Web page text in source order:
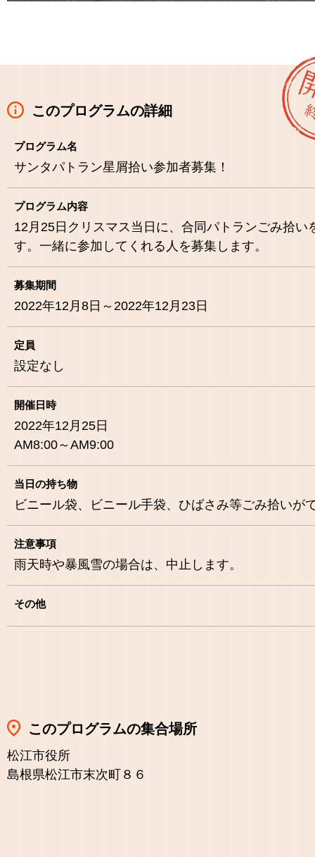
このプログラムの詳細
プログラム名
サンタパトラン星屑拾い参加者募集！
プログラム内容
12月25日クリスマス当日に、合同パトランごみ拾い
す。一緒に参加してくれる人を募集します。
募集期間
2022年12月8日～2022年12月23日
定員
設定なし
開催日時
2022年12月25日
AM8:00～AM9:00
当日の持ち物
ビニール袋、ビニール手袋、ひばさみ等ごみ拾いが
注意事項
雨天時や暴風雪の場合は、中止します。
その他
このプログラムの集合場所
松江市役所
島根県松江市末次町８６